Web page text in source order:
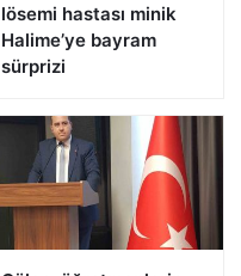
lösemi hastası minik
Halime’ye bayram
sürprizi